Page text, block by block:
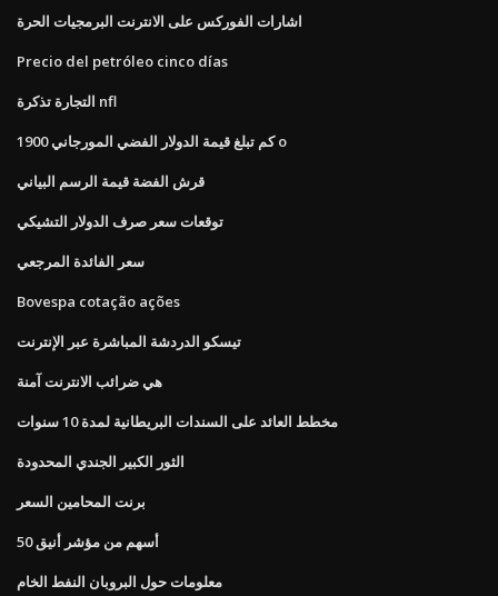
اشارات الفوركس على الانترنت البرمجيات الحرة
Precio del petróleo cinco días
التجارة تذكرة nfl
كم تبلغ قيمة الدولار الفضي المورجاني 1900 o
قرش الفضة قيمة الرسم البياني
توقعات سعر صرف الدولار التشيكي
سعر الفائدة المرجعي
Bovespa cotação ações
تيسكو الدردشة المباشرة عبر الإنترنت
هي ضرائب الانترنت آمنة
مخطط العائد على السندات البريطانية لمدة 10 سنوات
الثور الكبير الجندي المحدودة
برنت المحامين السعر
50 أسهم من مؤشر أنيق
معلومات حول البروبان النفط الخام